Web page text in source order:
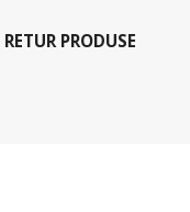
RETUR PRODUSE